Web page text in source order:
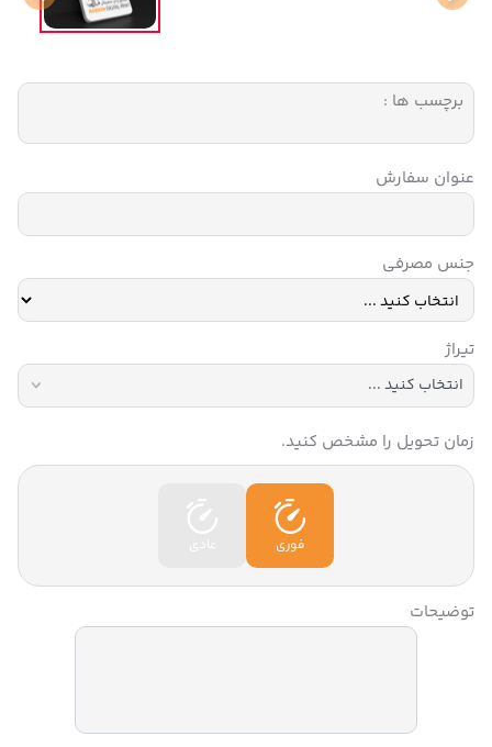
برچسب ها :
عنوان سفارش
جنس مصرفی
تیراژ
زمان تحویل را مشخص کنید.
فوری
توضیحات